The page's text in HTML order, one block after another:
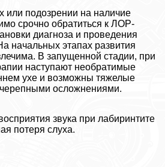
или подозрении на наличие
срочно обратиться к ЛОР-
диагноза и проведения
начальных этапах развития
В запущенной стадии, при
наступают необратимые
ухе и возможны тяжелые
осложнениями.
звука при лабиринтите
потеря слуха.